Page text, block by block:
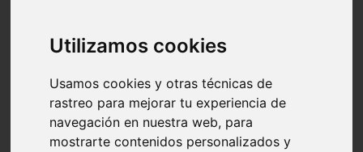
Utilizamos cookies
Usamos cookies y otras técnicas de
rastreo para mejorar tu experiencia de
navegación en nuestra web, para
mostrarte contenidos personalizados y
Cantabria - suances
Sevilla - bormujos
Málaga - júzcar
Huesca - alquézar
Huesca - castejón-de-sos
Lleida - alt-àneu